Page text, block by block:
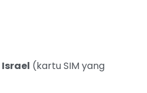
Israel (kartu SIM yang